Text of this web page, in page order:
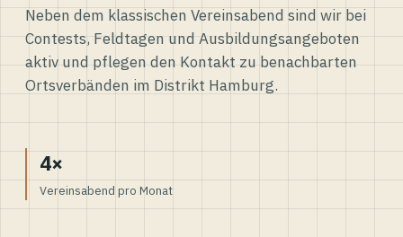
Neben dem klassischen Vereinsabend sind wir bei
Contests, Feldtagen und Ausbildungsangeboten
aktiv und pflegen den Kontakt zu benachbarten
Ortsverbänden im Distrikt Hamburg.
4×
Vereinsabend pro Monat